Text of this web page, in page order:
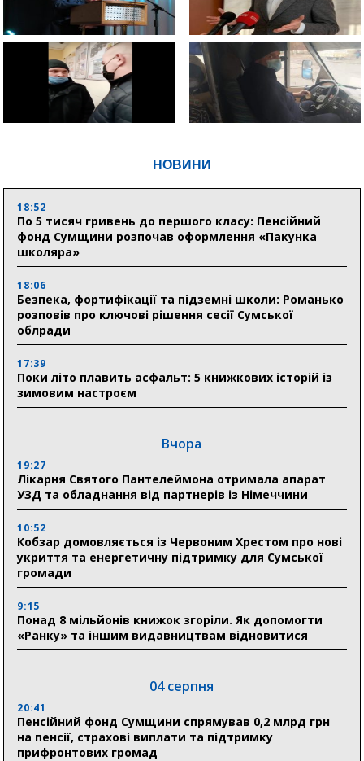
НОВИНИ
18:52
По 5 тисяч гривень до першого класу: Пенсійний
фонд Сумщини розпочав оформлення «Пакунка
школяра»
18:06
Безпека, фортифікації та підземні школи: Романько
розповів про ключові рішення сесії Сумської
облради
17:39
Поки літо плавить асфальт: 5 книжкових історій із
зимовим настроєм
Вчора
19:27
Лікарня Святого Пантелеймона отримала апарат
УЗД та обладнання від партнерів із Німеччини
10:52
Кобзар домовляється із Червоним Хрестом про нові
укриття та енергетичну підтримку для Сумської
громади
9:15
Понад 8 мільйонів книжок згоріли. Як допомогти
«Ранку» та іншим видавництвам відновитися
04 серпня
20:41
Пенсійний фонд Сумщини спрямував 0,2 млрд грн
на пенсії, страхові виплати та підтримку
прифронтових громад